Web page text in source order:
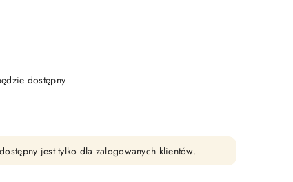
dostępny
jest tylko dla zalogowanych klientów.